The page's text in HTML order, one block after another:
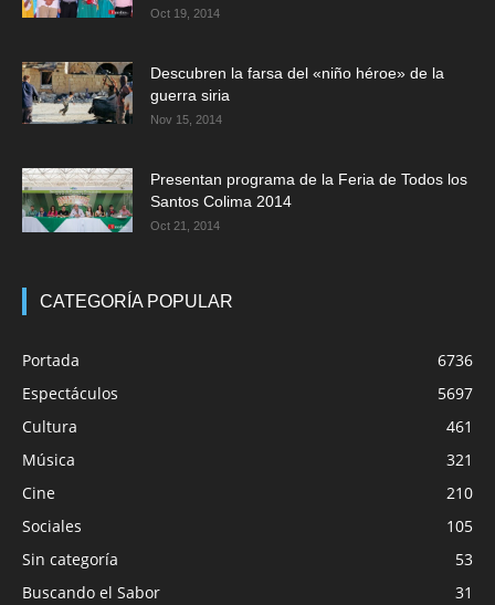
Oct 19, 2014
Descubren la farsa del «niño héroe» de la
guerra siria
Nov 15, 2014
Presentan programa de la Feria de Todos los
Santos Colima 2014
Oct 21, 2014
CATEGORÍA POPULAR
Portada
6736
Espectáculos
5697
Cultura
461
Música
321
Cine
210
Sociales
105
Sin categoría
53
Buscando el Sabor
31